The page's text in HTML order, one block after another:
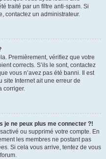
traité par un filtre anti-spam. Si
contactez un administrateur.
Premièrement, vérifiez que votre
corrects. S’ils le sont, contactez
vous n’avez pas été banni. Il est
site Internet ait une erreur de
corriger.
je ne peux plus me connecter ?!
ou supprimé votre compte. En
les membres ne postant pas
Si cela vous arrive, tentez de vous